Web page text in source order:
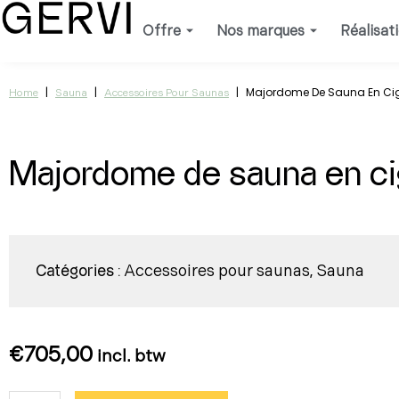
Aller
au
Offre Nos marques
Home | Sauna | Accessoires Pour Saunas | Majordome De Sauna En
Majordome de sauna en
Catégories : Accessoires pour saunas, Sauna
€705,00 incl. btw